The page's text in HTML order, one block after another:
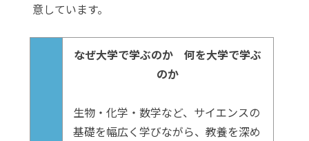
意しています。
なぜ大学で学ぶのか 何を大学で学ぶ
のか
生物・化学・数学など、サイエンスの
基礎を幅広く学びながら、教養を深め